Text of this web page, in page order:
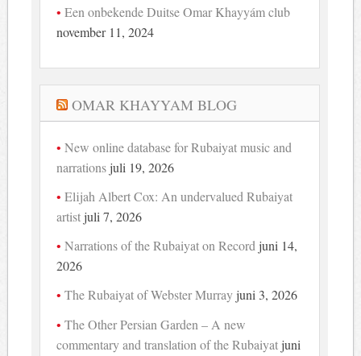
Een onbekende Duitse Omar Khayyám club
november 11, 2024
OMAR KHAYYAM BLOG
New online database for Rubaiyat music and
narrations juli 19, 2026
Elijah Albert Cox: An undervalued Rubaiyat
artist juli 7, 2026
Narrations of the Rubaiyat on Record juni 14,
2026
The Rubaiyat of Webster Murray juni 3, 2026
The Other Persian Garden – A new
commentary and translation of the Rubaiyat juni